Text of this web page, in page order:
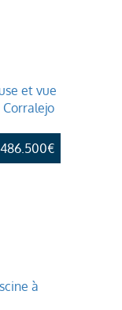
486.500€
et
de